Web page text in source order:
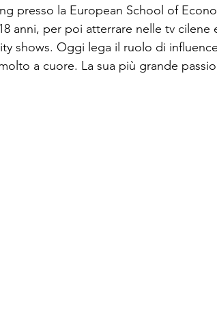
presso la European School of
anni, per poi atterrare nelle tv cilene
shows. Oggi lega il ruolo di
a cuore. La sua più grande